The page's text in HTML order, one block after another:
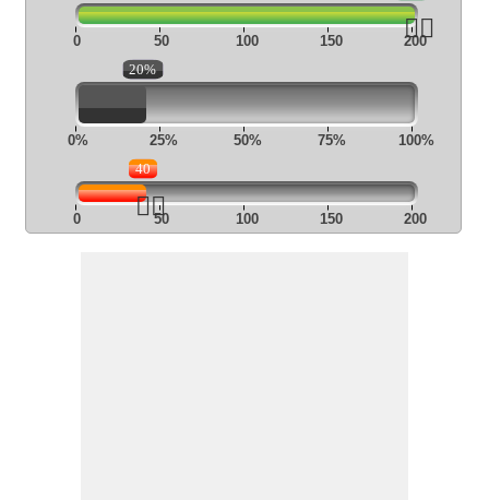
👆🏻
0 50 100 150
200
20%
0% 25% 50% 75%
100%
40
👆🏻
0 50 100 150 200